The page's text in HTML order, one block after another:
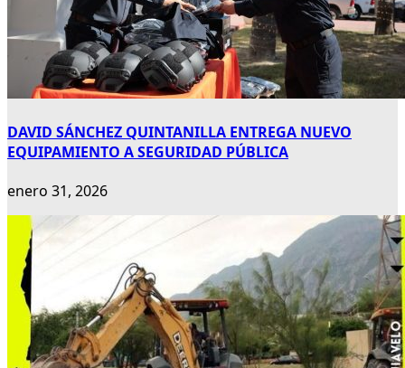
DAVID SÁNCHEZ QUINTANILLA ENTREGA NUEVO
EQUIPAMIENTO A SEGURIDAD PÚBLICA
enero 31, 2026